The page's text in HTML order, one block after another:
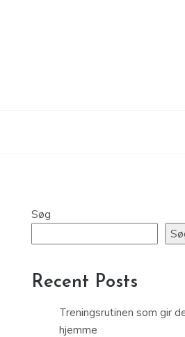
Søg
Recent Posts
Treningsrutinen som gir
hjemme